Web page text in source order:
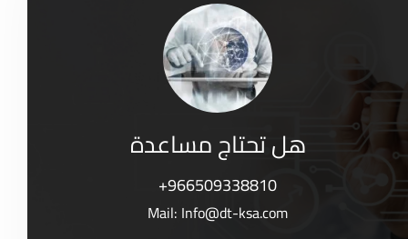
هل تحتاج مساعدة
+966509338810
Mail: Info@dt-ksa.com